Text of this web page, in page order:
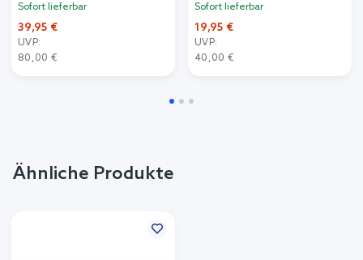
Sofort lieferbar
39,95 €
UVP:
80,00 €
Sofort lieferbar
19,95 €
UVP:
40,00 €
Ähnliche Produkte